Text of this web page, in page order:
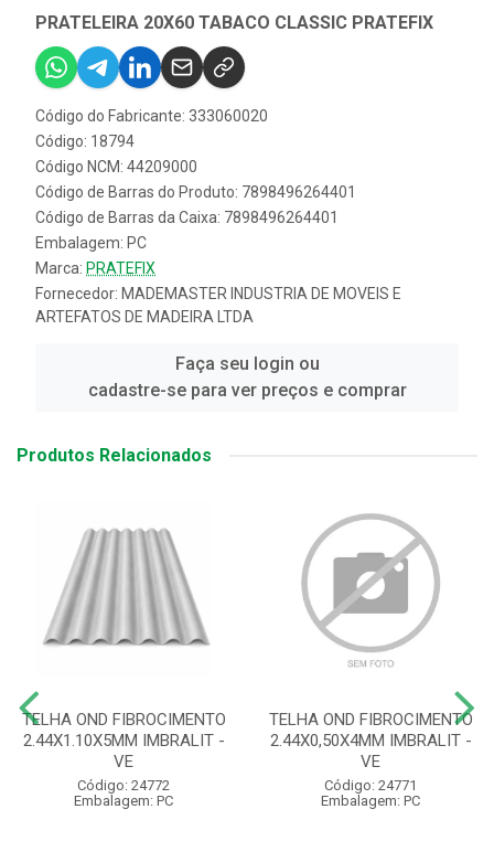
PRATELEIRA 20X60 TABACO CLASSIC PRATEFIX
Código do Fabricante: 333060020
Código: 18794
Código NCM: 44209000
Código de Barras do Produto: 7898496264401
Código de Barras da Caixa: 7898496264401
Embalagem: PC
Marca: PRATEFIX
Fornecedor: MADEMASTER INDUSTRIA DE MOVEIS E
ARTEFATOS DE MADEIRA LTDA
Faça seu login ou
cadastre-se para ver preços e comprar
Produtos Relacionados
TELHA OND FIBROCIMENTO
2.44X1.10X5MM IMBRALIT -
VE
Código: 24772
Embalagem: PC
TELHA OND FIBROCIMENTO
2.44X0,50X4MM IMBRALIT -
VE
Código: 24771
Embalagem: PC